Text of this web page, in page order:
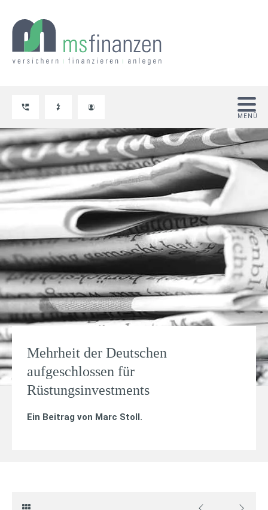
Mehrheit der Deutschen
aufgeschlossen für
Rüstungsinvestments
Ein Beitrag von Marc Stoll.